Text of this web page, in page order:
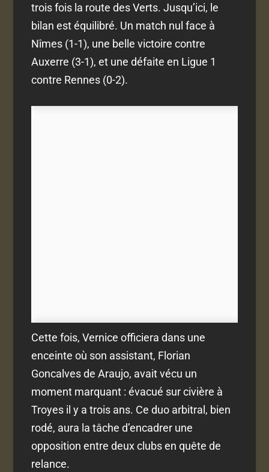
trois fois la route des Verts. Jusqu’ici, le
bilan est équilibré. Un match nul face à
Nîmes (1-1), une belle victoire contre
Auxerre (3-1), et une défaite en Ligue 1
contre Rennes (0-2).
Cette fois, Vernice officiera dans une
enceinte où son assistant, Florian
Goncalves de Araujo, avait vécu un
moment marquant : évacué sur civière à
Troyes il y a trois ans. Ce duo arbitral, bien
rodé, aura la tâche d’encadrer une
opposition entre deux clubs en quête de
relance.